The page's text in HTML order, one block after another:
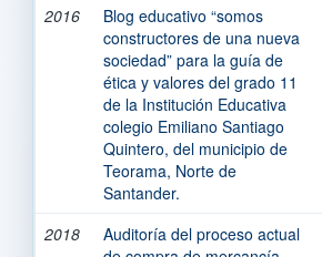
2016
Blog educativo “somos
constructores de una nueva
sociedad” para la guía de
ética y valores del grado 11
de la Institución Educativa
colegio Emiliano Santiago
Quintero, del municipio de
Teorama, Norte de
Santander.
2018
Auditoría del proceso actual